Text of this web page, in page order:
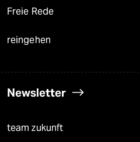
Freie Rede
reingehen
Newsletter
team zukunft